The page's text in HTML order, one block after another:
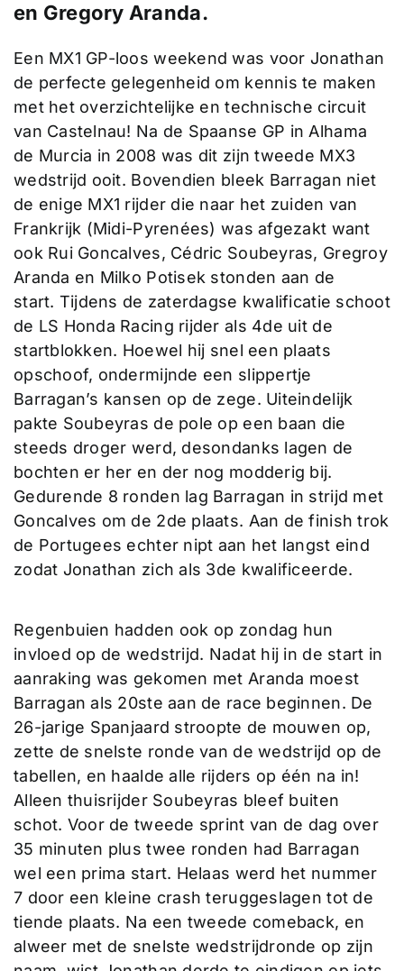
en Gregory Aranda.
Een MX1 GP-loos weekend was voor Jonathan
de perfecte gelegenheid om kennis te maken
met het overzichtelijke en technische circuit
van Castelnau! Na de Spaanse GP in Alhama
de Murcia in 2008 was dit zijn tweede MX3
wedstrijd ooit. Bovendien bleek Barragan niet
de enige MX1 rijder die naar het zuiden van
Frankrijk (Midi-Pyrenées) was afgezakt want
ook Rui Goncalves, Cédric Soubeyras, Gregroy
Aranda en Milko Potisek stonden aan de
start. Tijdens de zaterdagse kwalificatie schoot
de LS Honda Racing rijder als 4de uit de
startblokken. Hoewel hij snel een plaats
opschoof, ondermijnde een slippertje
Barragan’s kansen op de zege. Uiteindelijk
pakte Soubeyras de pole op een baan die
steeds droger werd, desondanks lagen de
bochten er her en der nog modderig bij.
Gedurende 8 ronden lag Barragan in strijd met
Goncalves om de 2de plaats. Aan de finish trok
de Portugees echter nipt aan het langst eind
zodat Jonathan zich als 3de kwalificeerde.
Regenbuien hadden ook op zondag hun
invloed op de wedstrijd. Nadat hij in de start in
aanraking was gekomen met Aranda moest
Barragan als 20ste aan de race beginnen. De
26-jarige Spanjaard stroopte de mouwen op,
zette de snelste ronde van de wedstrijd op de
tabellen, en haalde alle rijders op één na in!
Alleen thuisrijder Soubeyras bleef buiten
schot. Voor de tweede sprint van de dag over
35 minuten plus twee ronden had Barragan
wel een prima start. Helaas werd het nummer
7 door een kleine crash teruggeslagen tot de
tiende plaats. Na een tweede comeback, en
alweer met de snelste wedstrijdronde op zijn